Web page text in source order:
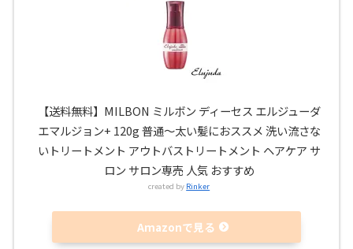
【送料無料】MILBON ミルボン ディーセス エルジューダ
エマルジョン+ 120g 普通〜太い髪におススメ 洗い流さな
いトリートメント アウトバストリートメント ヘアケア サ
ロン サロン専売 人気 おすすめ
created by Rinker
Amazonで見る